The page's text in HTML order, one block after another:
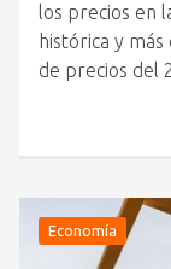
los precios en
histórica y
de precios del
Economía